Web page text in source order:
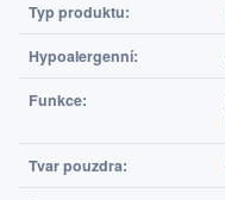
Typ produktu:
Hypoalergenní:
Funkce:
Tvar pouzdra: